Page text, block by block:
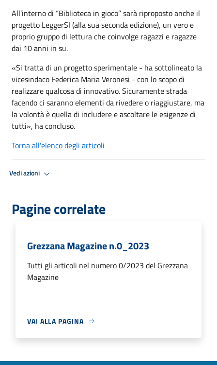
All’interno di “Biblioteca in gioco’’ sarà riproposto anche il
progetto LeggerSI (alla sua seconda edizione), un vero e
proprio gruppo di lettura che coinvolge ragazzi e ragazze
dai 10 anni in su.
«Si tratta di un progetto sperimentale - ha sottolineato la
vicesindaco Federica Maria Veronesi - con lo scopo di
realizzare qualcosa di innovativo. Sicuramente strada
facendo ci saranno elementi da rivedere o riaggiustare, ma
la volontà è quella di includere e ascoltare le esigenze di
tutti», ha concluso.
Torna all'elenco degli articoli
Vedi azioni
Pagine correlate
Grezzana Magazine n.0_2023
Tutti gli articoli nel numero 0/2023 del Grezzana
Magazine
VAI ALLA PAGINA